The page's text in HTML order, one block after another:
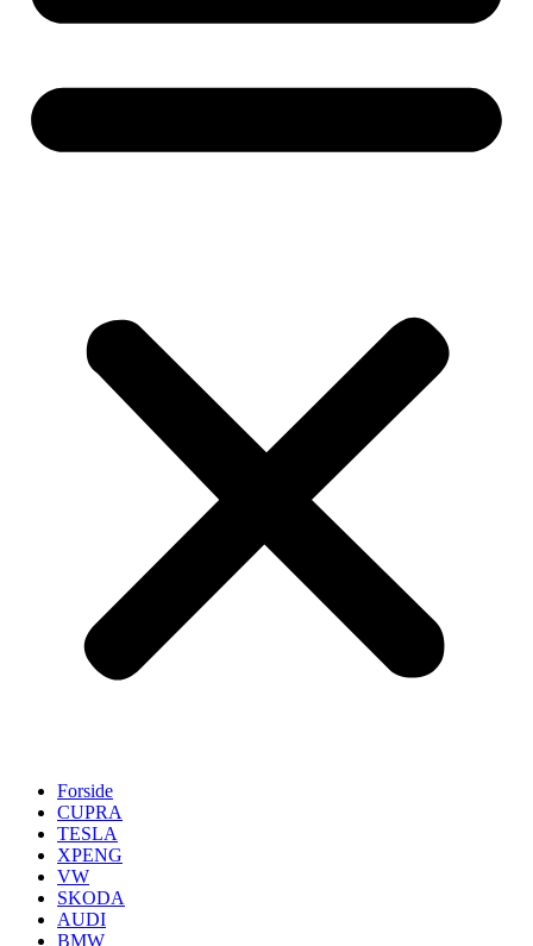
Forside
CUPRA
TESLA
XPENG
VW
SKODA
AUDI
BMW